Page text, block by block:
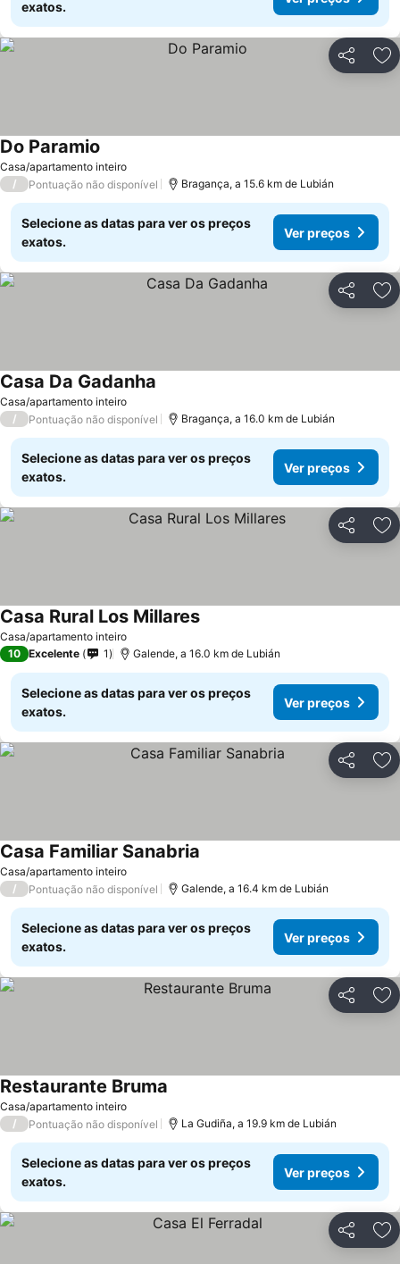
exatos.
Partilhar
Casa/apartamento inteiro
Do Paramio
/ Pontuação não disponível Bragança, a 15.6 km de Lubián
Selecione as datas para ver os preços
exatos.
Ver preços
Partilhar
Casa/apartamento inteiro
Casa Da Gadanha
/ Pontuação não disponível Bragança, a 16.0 km de Lubián
Selecione as datas para ver os preços
exatos.
Ver preços
Partilhar
Casa/apartamento inteiro
Casa Rural Los MillaresVer preços
10 Excelente 1 Galende, a 16.0 km de Lubián
Selecione as datas para ver os preços
exatos.
Ver preços
Partilhar
Casa/apartamento inteiro
Casa Familiar Sanabria
/ Pontuação não disponível Galende, a 16.4 km de Lubián
Selecione as datas para ver os preços
exatos.
Ver preços
Partilhar
Casa/apartamento inteiro
Restaurante Bruma
/ Pontuação não disponível La Gudiña, a 19.9 km de Lubián
Selecione as datas para ver os preços
exatos.
Ver preços
Partilhar